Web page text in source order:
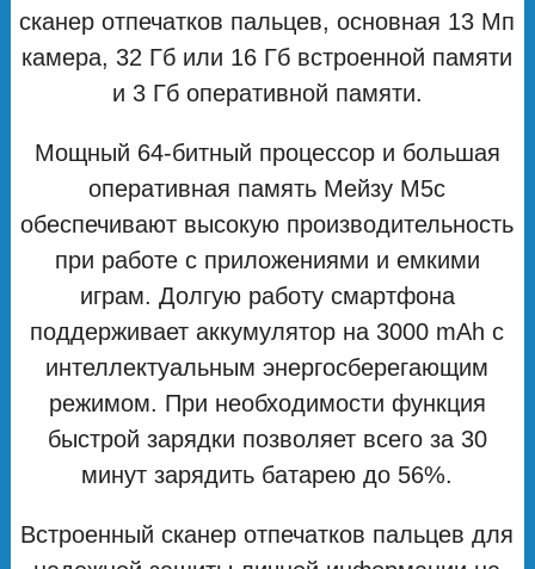
сканер отпечатков пальцев, основная 13 Мп
камера, 32 Гб или 16 Гб встроенной памяти
и 3 Гб оперативной памяти.
Мощный 64-битный процессор и большая
оперативная память Мейзу М5с
обеспечивают высокую производительность
при работе с приложениями и емкими
играм. Долгую работу смартфона
поддерживает аккумулятор на 3000 mAh с
интеллектуальным энергосберегающим
режимом. При необходимости функция
быстрой зарядки позволяет всего за 30
минут зарядить батарею до 56%.
Встроенный сканер отпечатков пальцев для